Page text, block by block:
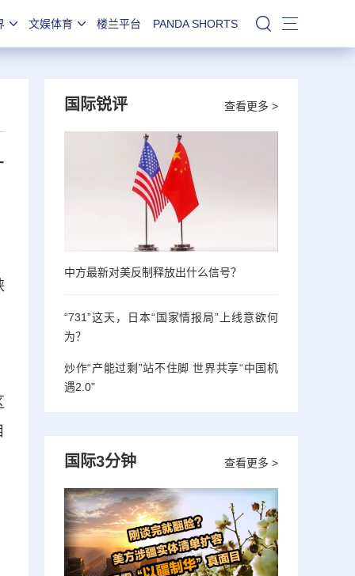
文娱体育 楼兰平台 PANDA SHORTS 站内搜索
查看更多 >
国际锐评
中方最新对美反制释放出什么信号？
“731”这天，日本“国家情报局”上线意欲何
为？
炒作“产能过剩”站不住脚 世界共享“中国机
遇2.0”
查看更多 >
国际3分钟